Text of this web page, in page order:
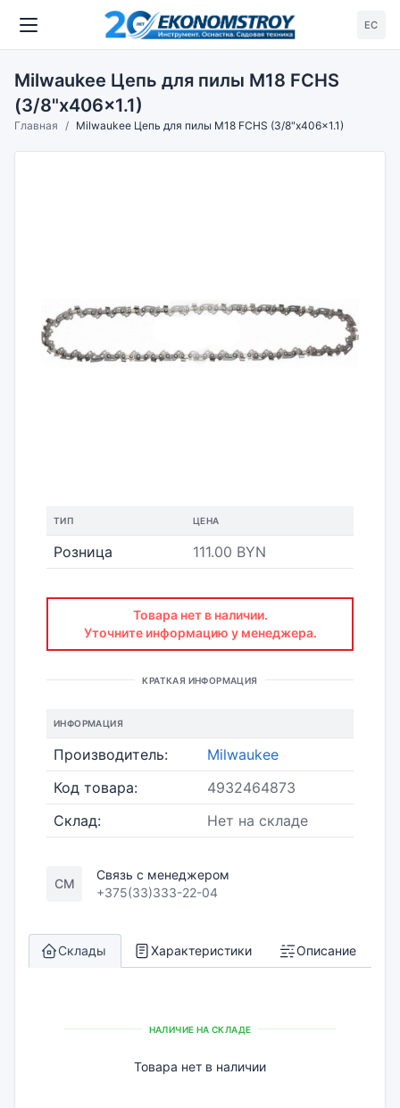
ЕС
Milwaukee Цепь для пилы M18 FCHS
(3/8"x406x1.1)
Главная Milwaukee Цепь для пилы M18 FCHS (3/8"x406x1.1)
ТИП ЦЕНА
Розница 111.00 BYN
Товара нет в наличии.
Уточните информацию у менеджера.
КРАТКАЯ ИНФОРМАЦИЯ
ИНФОРМАЦИЯ
Производитель:
Milwaukee
Код товара:
4932464873
Склад:
Нет на складе
СМ
Связь с менеджером
+375(33)333-22-04
Склады Характеристики Описание
НАЛИЧИЕ НА СКЛАДЕ
Товара нет в наличии